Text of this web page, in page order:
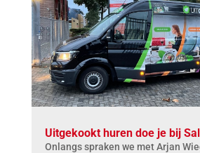
Uitgekookt huren doe je bij
Onlangs spraken we met Arjan